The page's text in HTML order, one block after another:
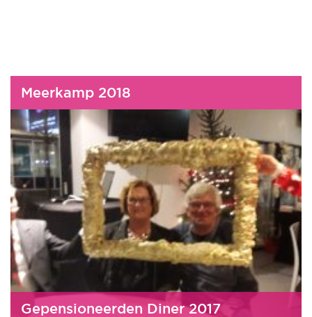
Meerkamp 2018
Gepensioneerden Diner 2017